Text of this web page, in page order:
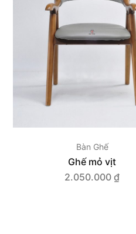
Bàn Ghế
Ghế mỏ vịt
2.050.000 ₫